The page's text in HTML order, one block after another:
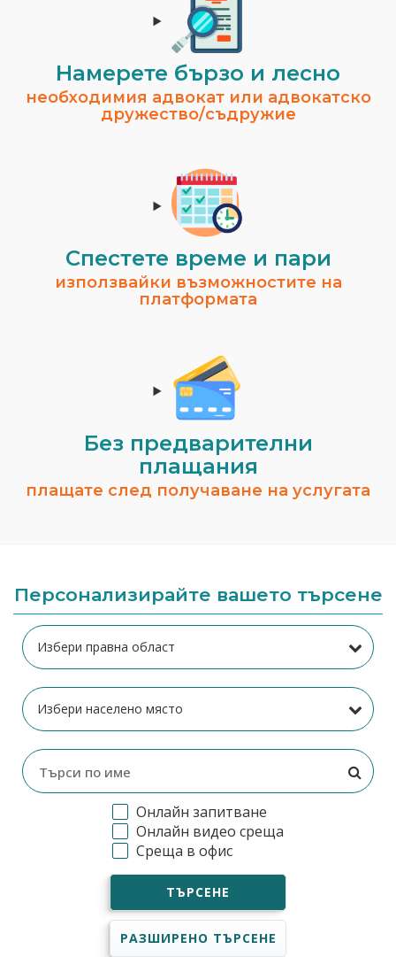
Намерете бързо и лесно
необходимия адвокат или адвокатско
дружество/съдружие
Спестeте време и пари
използвайки възможностите на
платформата
Без предварителни
плащания
плащате след получаване на услугата
Персонализирайте вашето търсене
Онлайн запитване
Онлайн видео среща
Среща в офис
ТЪРСЕНЕ
РАЗШИРЕНО ТЪРСЕНЕ